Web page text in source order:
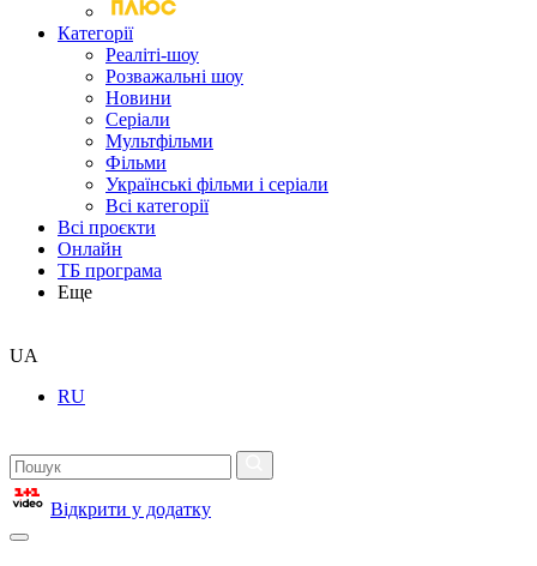
Категорії
Реаліті-шоу
Розважальні шоу
Новини
Серіали
Мультфільми
Фільми
Українські фільми і серіали
Всі категорії
Всі проєкти
Онлайн
ТБ програма
Еще
UA
RU
Відкрити у додатку